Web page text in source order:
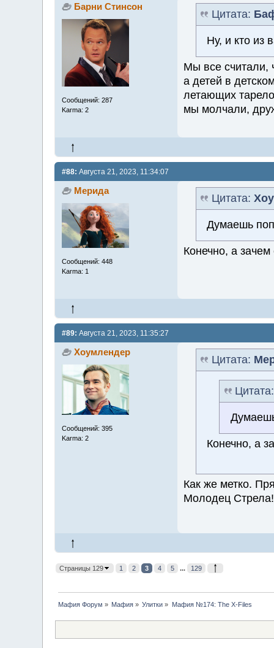
Барни Стинсон
Сообщений: 287
Karma: 2
Цитата:
Ну, и кто из
Мы все считали,
а детей в
летающих
мы молчали,
#88: Августа 21, 2023, 11:34:07
Мерида
Сообщений: 448
Karma: 1
Цитата:
Думаешь
Конечно, а
#89: Августа 21, 2023, 11:35:27
Хоумлендер
Сообщений: 395
Karma: 2
Цитата:
Конечно, а
Как же метко.
Молодец
Страницы 129 1 2 3 4 5 ... 129
Мафия Форум » Мафия » Улитки » Мафия №174: The X-Files